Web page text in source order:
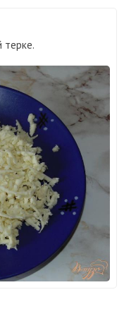
терке.